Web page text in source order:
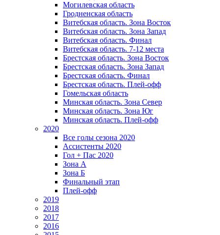
Могилевская область
Гродненская область
Витебская область. Зона Восток
Витебская область. Зона Запад
Витебская область. Финал
Витебская область. 7-12 места
Брестская область. Зона Восток
Брестская область. Зона Запад
Брестская область. Финал
Брестская область. Плей-офф
Гомельская область
Минская область. Зона Север
Минская область. Зона Юг
Минская область. Плей-офф
2020
Все голы сезона 2020
Ассистенты 2020
Гол + Пас 2020
Зона А
Зона Б
Финальный этап
Плей-офф
2019
2018
2017
2016